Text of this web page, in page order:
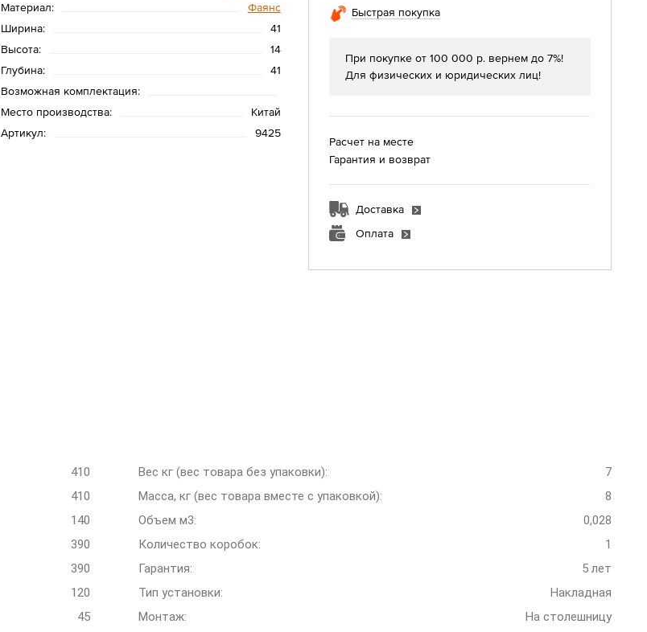
Материал:
Фаянс
Ширина:
41
Высота:
14
Глубина:
41
Возможная комплектация:
Место производства:
Китай
Артикул:
9425
Быстрая покупка
При покупке от 100 000 р. вернем до 7%!
Для физических и юридических лиц!
Расчет на месте
Гарантия и возврат
Доставка
Оплата
410
410
140
390
390
120
45
Вес кг (вес товара без упаковки):
7
Масса, кг (вес товара вместе с упаковкой):
8
Объем м3:
0,028
Количество коробок:
1
Гарантия:
5 лет
Тип установки:
Накладная
Монтаж:
На столешницу